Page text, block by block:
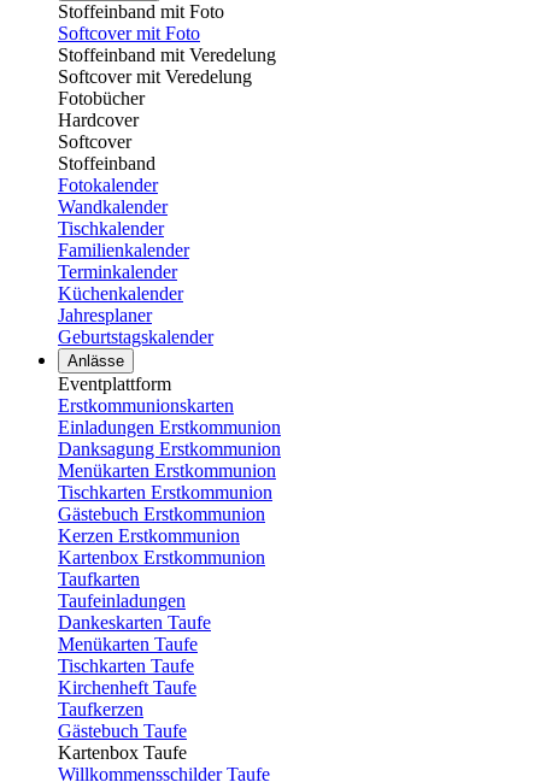
Stoffeinband mit Foto
Softcover mit Foto
Stoffeinband mit Veredelung
Softcover mit Veredelung
Fotobücher
Hardcover
Softcover
Stoffeinband
Fotokalender
Wandkalender
Tischkalender
Familienkalender
Terminkalender
Küchenkalender
Jahresplaner
Geburtstagskalender
Anlässe
Eventplattform
Erstkommunionskarten
Einladungen Erstkommunion
Danksagung Erstkommunion
Menükarten Erstkommunion
Tischkarten Erstkommunion
Gästebuch Erstkommunion
Kerzen Erstkommunion
Kartenbox Erstkommunion
Taufkarten
Taufeinladungen
Dankeskarten Taufe
Menükarten Taufe
Tischkarten Taufe
Kirchenheft Taufe
Taufkerzen
Gästebuch Taufe
Kartenbox Taufe
Willkommensschilder Taufe